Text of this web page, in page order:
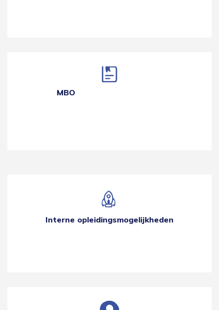
MBO
Interne opleidingsmogelijkheden